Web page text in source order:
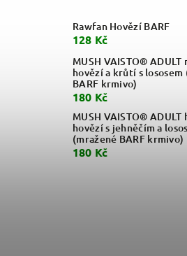
Rawfan Hovězí BARF
128 Kč
MUSH VAISTO® ADULT
hovězí a krůtí s lososem
BARF krmivo)
180 Kč
MUSH VAISTO® ADULT
hovězí s jehněčím a
(mražené BARF krmivo)
180 Kč